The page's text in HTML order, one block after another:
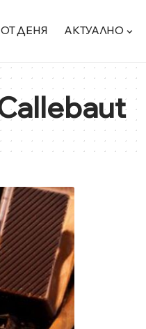
ОТ ДЕНЯ АКТУАЛНО